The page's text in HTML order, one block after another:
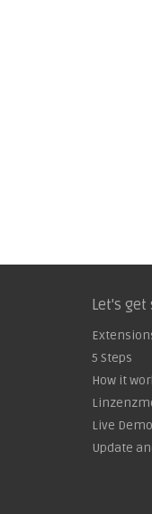
Let's
5 Steps
How it
Live Demo
Update